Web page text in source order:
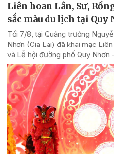
Liên hoan Lân, Sư,
sắc màu du lịch tại Quy
Tối 7/8, tại Quảng trường
Nhơn (Gia Lai) đã khai mạc
và Lễ hội đường phố Quy Nhơn